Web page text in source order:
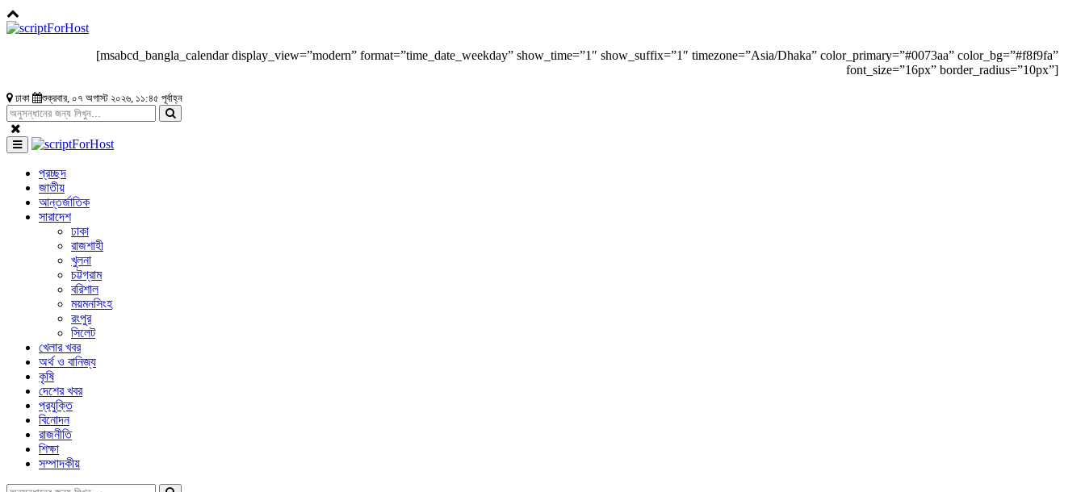
[msabcd_bangla_calendar display_view=”modern” format=”time_date_weekday” show_time=”1″ show_suffix=”1″ timezone=”Asia/Dhaka” color_primary=”#0073aa” color_bg=”#f8f9fa”
font_size=”16px” border_radius=”10px”]
ঢাকা শুক্রবার, ০৭ অগাস্ট ২০২৬, ১১:৪৫ পূর্বাহ্ন
প্রচ্ছদ
জাতীয়
আন্তর্জাতিক
সারাদেশ
ঢাকা
রাজশাহী
খুলনা
চট্টগ্রাম
বরিশাল
ময়মনসিংহ
রংপুর
সিলেট
খেলার খবর
অর্থ ও বানিজ্য
কৃষি
দেশের খবর
প্রযুক্তি
বিনোদন
রাজনীতি
শিক্ষা
সম্পাদকীয়